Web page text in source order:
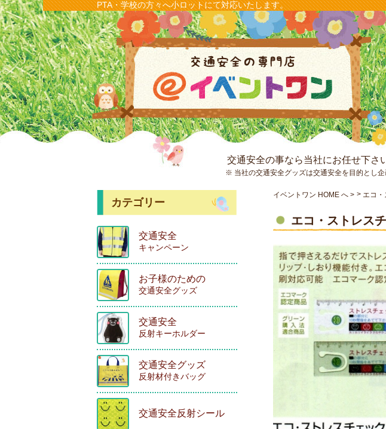
PTA・学校の方々へ小ロットにて対応いたします。
交通安全の事なら当社にお任せ下さ
※ 当社の交通安全グッズは交通安全を目的とし
イベントワン HOME へ エコ
エコ・ストレス
カテゴリー
交通安全
キャンペーン
お子様のための
交通安全グッズ
交通安全
反射キーホルダー
交通安全グッズ
反射材付きバッグ
交通安全反射シール